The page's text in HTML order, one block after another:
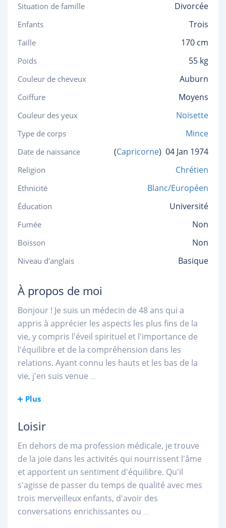
Situation de famille Divorcée
Enfants Trois
Taille 170 cm
Poids 55 kg
Couleur de cheveux Auburn
Coiffure Moyens
Couleur des yeux Noisette
Type de corps Mince
Date de naissance (Capricorne) 04 Jan 1974
Religion Chrétien
Ethnicité Blanc/Européen
Éducation Université
Fumée Non
Boisson Non
Niveau d'anglais Basique
À propos de moi
Bonjour ! Je suis un médecin de 48 ans qui a
appris à apprécier les aspects les plus fins de la
vie, y compris l'éveil spirituel et l'importance de
l'équilibre et de la compréhension dans les
relations. Ayant connu les hauts et les bas de la
vie, j'en suis venue ...
Plus
Loisir
En dehors de ma profession médicale, je trouve
de la joie dans les activités qui nourrissent l'âme
et apportent un sentiment d'équilibre. Qu'il
s'agisse de passer du temps de qualité avec mes
trois merveilleux enfants, d'avoir des
conversations enrichissantes ou ...